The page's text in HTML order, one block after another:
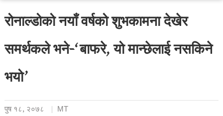
रोनाल्डोको नयाँ वर्षको शुभकामना देखेर
समर्थकले भने-‘बाफरे, यो मान्छेलाई नसकिने
भयो’
पुष १८, २०७८ MT